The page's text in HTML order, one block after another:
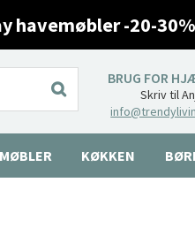
havemøbler -20-
BRUG FOR
Skriv til
MØBLER KØKKEN